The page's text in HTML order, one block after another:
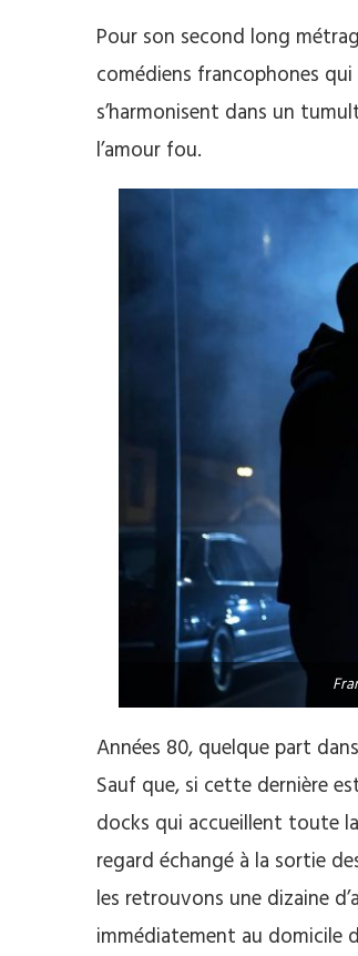
Pour son second long
comédiens francophones
s’harmonisent dans un
l’amour fou.
Années 80, quelque part
Sauf que, si cette dernière
docks qui accueillent toute
regard échangé à la sortie
les retrouvons une dizaine
immédiatement au domicile